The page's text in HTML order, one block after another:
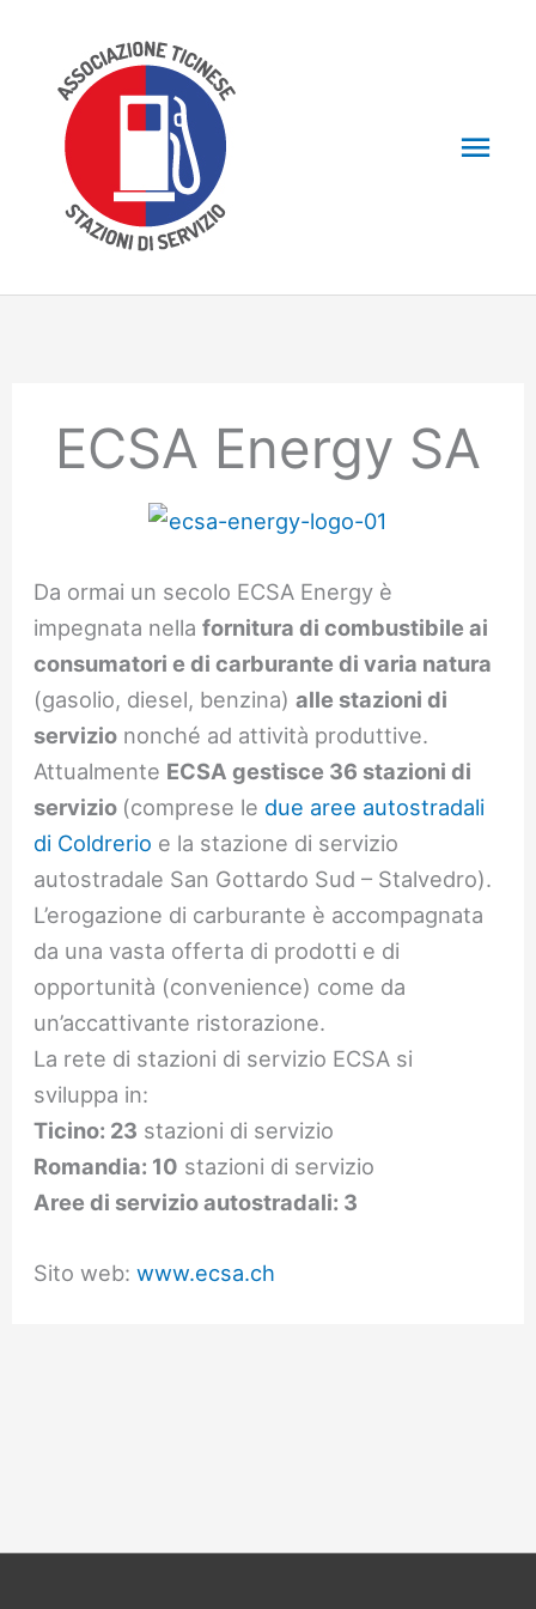
content
ECSA Energy SA
Da ormai un secolo ECSA Energy è
impegnata nellafornitura di combustibile ai
consumatori e di carburante di varia natura
(gasolio, diesel, benzina)alle stazioni di
servizio nonché ad attività produttive.
Attualmente ECSA gestisce 36 stazioni di
servizio (comprese le due aree autostradali
di Coldrerio e la stazione di servizio
autostradale San Gottardo Sud – Stalvedro).
L’erogazione di carburante è accompagnata
da una vasta offerta di prodotti e di
opportunità (convenience) come da
un’accattivante ristorazione.
La rete di stazioni di servizio ECSA si
sviluppa in:
Ticino: 23 stazioni di servizio
Romandia: 10 stazioni di servizio
Aree di servizio autostradali: 3
Sito web:www.ecsa.ch